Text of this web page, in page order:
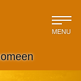
MENU